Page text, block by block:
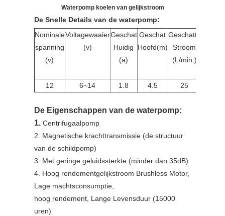
Waterpomp koelen van gelijkstroom
De Snelle Details van de waterpomp:
Nominale
spanning
(v)
Voltagewaaier
(v)
Geschat
Huidig
(a)
Geschat
Hoofd(m)
Geschatte
Stroom
(L/min.)
12 6~14 1.8 4.5 25
De Eigenschappen van de waterpomp:
1. Centrifugaalpomp
2. Magnetische krachttransmissie (de structuur
van de schildpomp)
3. Met geringe geluidssterkte (minder dan 35dB)
4. Hoog rendementgelijkstroom Brushless Motor,
Lage machtsconsumptie,
hoog rendement, Lange Levensduur (15000
uren)